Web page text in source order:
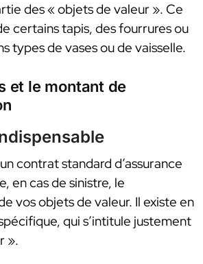
des « objets de valeur ». Ce
certains tapis, des fourrures ou
types de vases ou de vaisselle.
et le montant de
contrat standard d’assurance
en cas de sinistre, le
vos objets de valeur. Il existe en
qui s’intitule justement
».